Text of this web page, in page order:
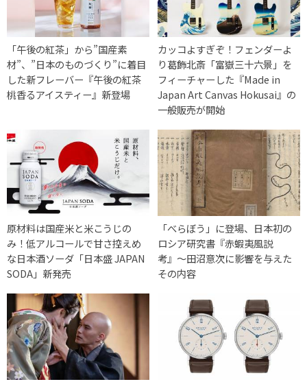
「午後の紅茶」から”国産素
材”、”日本のものづくり”に着目
した新フレーバー『午後の紅茶
桃香るアイスティー』新登場
カッコよすぎぞ！フェンダーよ
り葛飾北斎「富嶽三十六景」を
フィーチャーした『Made in
Japan Art Canvas Hokusai』の
一般販売が開始
原材料は国産米と米こうじの
み！低アルコールで甘さ控えめ
な日本酒ソーダ「日本盛 JAPAN
SODA」新発売
「べらぼう」に登場、日本初の
ロシア研究書『赤蝦夷風説
考』〜田沼意次に影響を与えた
その内容